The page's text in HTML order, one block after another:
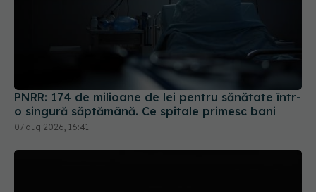
PNRR: 174 de milioane de lei pentru sănătate într-
o singură săptămână. Ce spitale primesc bani
07 aug 2026, 16:41